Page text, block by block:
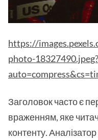
https://
photo-18327490.jpeg?
Заголовок часто є
враженням, яке
контенту.